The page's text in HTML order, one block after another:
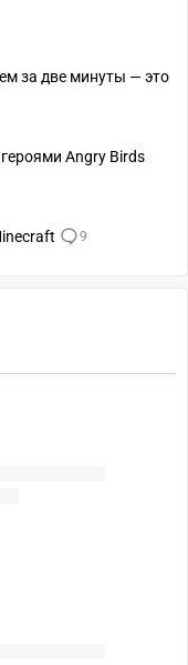
за две минуты — это
Angry Birds
9